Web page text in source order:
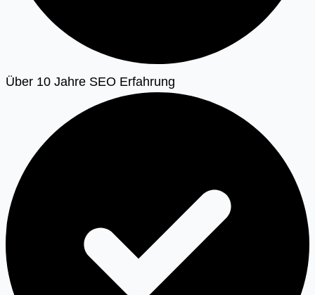
Über 10 Jahre SEO Erfahrung